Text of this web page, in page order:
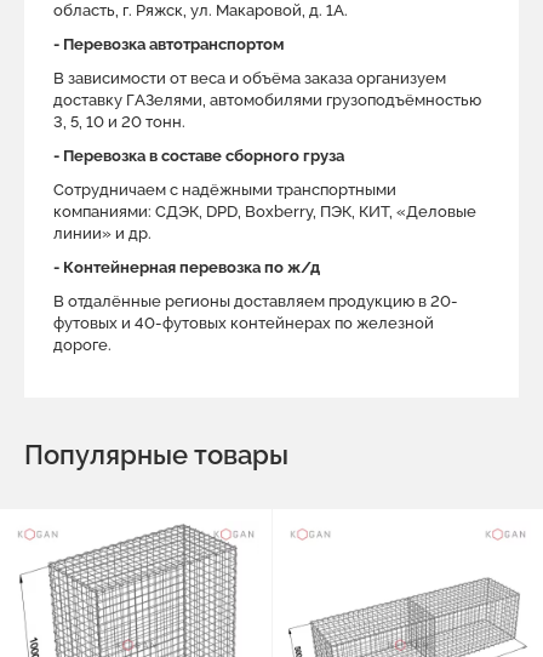
область, г. Ряжск, ул. Макаровой, д. 1A.
- Перевозка автотранспортом
В зависимости от веса и объёма заказа организуем
доставку ГАЗелями, автомобилями грузоподъёмностью
3, 5, 10 и 20 тонн.
- Перевозка в составе сборного груза
Сотрудничаем с надёжными транспортными
компаниями: СДЭК, DPD, Boxberry, ПЭК, КИТ, «Деловые
линии» и др.
- Контейнерная перевозка по ж/д
В отдалённые регионы доставляем продукцию в 20-
футовых и 40-футовых контейнерах по железной
дороге.
Популярные товары